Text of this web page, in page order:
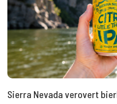
Sierra Nevada verovert